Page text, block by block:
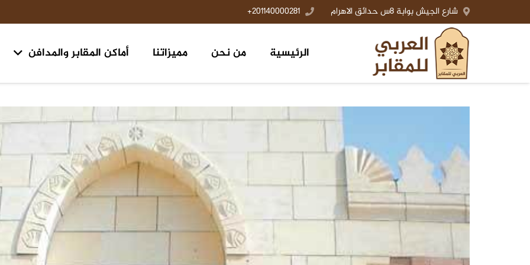
شارع الجيش بوابة 8س حدائق الاهرام 201140000281+
الرئيسية من نحن مميزاتنا أماكن المقابر والمدافن